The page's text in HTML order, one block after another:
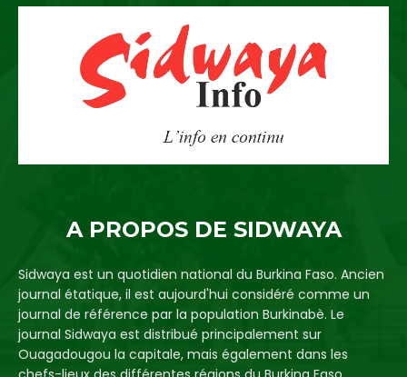
A PROPOS DE SIDWAYA
Sidwaya est un quotidien national du Burkina Faso. Ancien
journal étatique, il est aujourd'hui considéré comme un
journal de référence par la population Burkinabè. Le
journal Sidwaya est distribué principalement sur
Ouagadougou la capitale, mais également dans les